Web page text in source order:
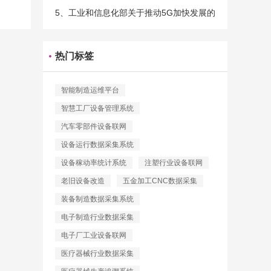
5、工业和信息化部关于推动5G加快发展的
热门标签
智能制造运维平台
智慧工厂设备管理系统
汽车零部件设备联网
设备运行数据采集系统
设备稼动率统计系统 注塑行业设备联网
老旧设备改造 五金加工CNC数据采集
装备制造数据采集系统
电子制造行业数据采集
电子厂工业设备联网
医疗器械行业数据采集